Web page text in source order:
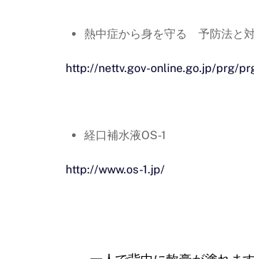
熱中症から身を守る 予防法と対
http://nettv.gov-online.go.jp/prg/
経口補水液OS-1
http://www.os-1.jp/